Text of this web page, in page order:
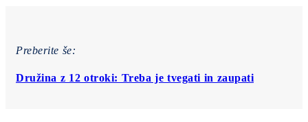
Preberite še:
Družina z 12 otroki: Treba je tvegati in zaupati